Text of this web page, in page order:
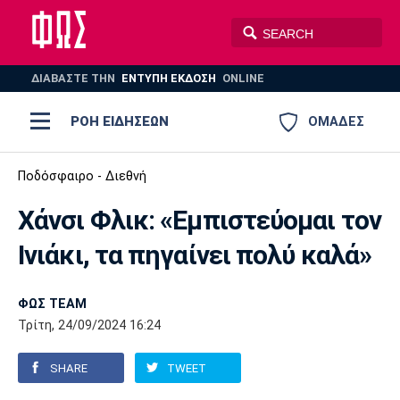
ΔΙΑΒΑΣΤΕ THN ΕΝΤΥΠΗ ΕΚΔΟΣΗ ONLINE
ΟΜΑΔΕΣ
ΡΟΗ ΕΙΔΗΣΕΩΝ
ΠΟΔΟΣΦΑΙΡΟ
ΣΠΟΡ
AUTO-MOTO
Ποδόσφαιρο
Super League 1
Super League 2
Γ Εθνική
Ελλάδα
Μπάσκετ
Ελλάδα
Εθνική
EuroLeague
Ολυμπιακοί Αγώνες
Βόλεϊ
Πόλο
Ολυμπιακός ΑΕΚ ΠΑΟΚ
Παναθηναϊκός Ατρόμητος
Ποδόσφαιρο - Διεθνή
Χάνσι Φλικ: «Εμπιστεύομαι τον
Ινιάκι, τα πηγαίνει πολύ καλά»
ΦΩΣ TEAM
Τρίτη, 24/09/2024 16:24
SHARE TWEET